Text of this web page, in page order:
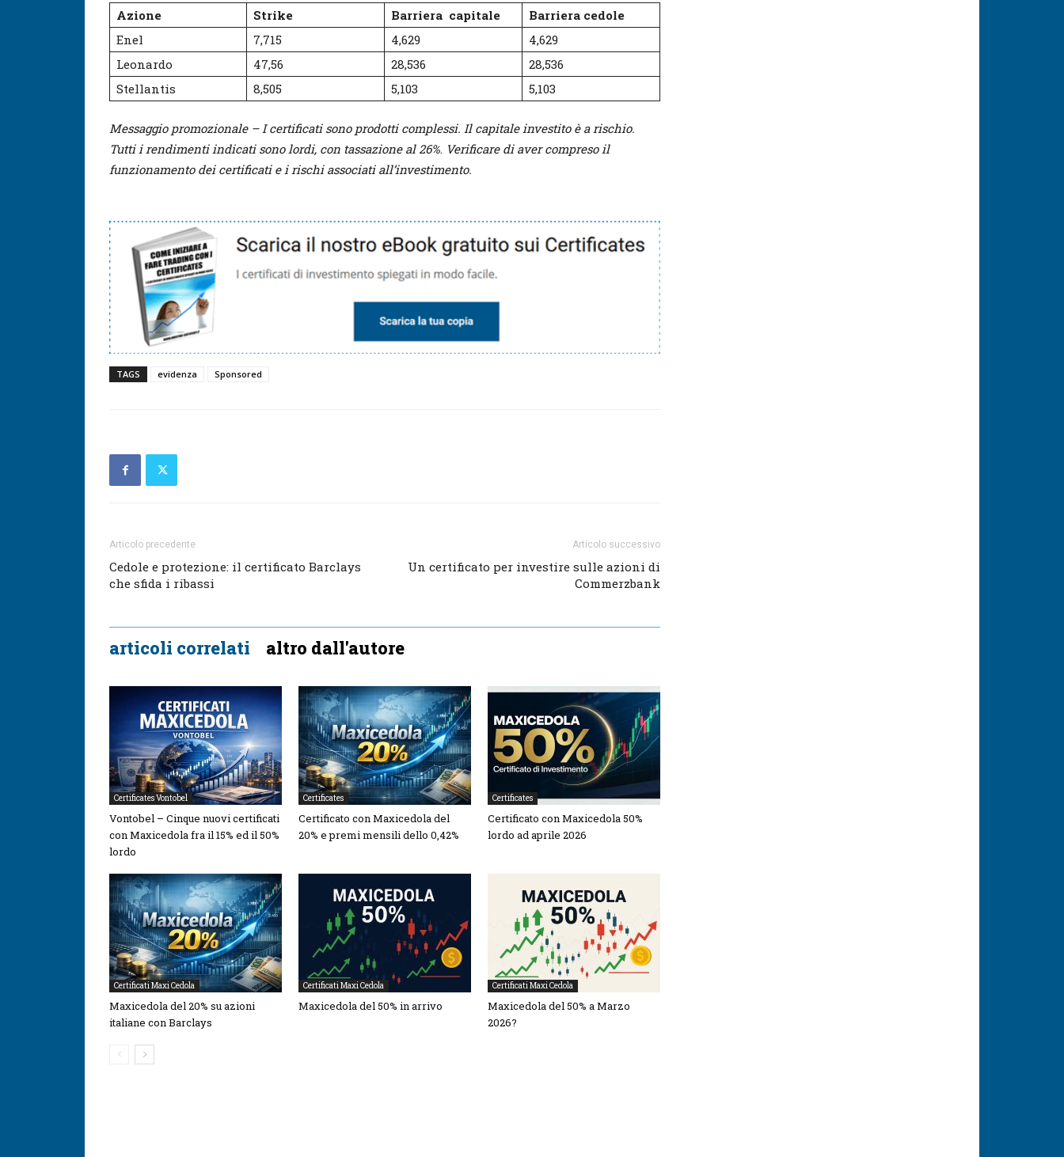
Azione Strike Barriera capitale
Barriera cedole
Enel
7,715 4,629
4,629
Leonardo
47,56 28,536
28,536
Stellantis
8,505 5,103 5,103
Messaggio promozionale – I certificati sono prodotti complessi. Il capitale investito è a rischio.
Tutti i rendimenti indicati sono lordi, con tassazione al 26%. Verificare di aver compreso il
funzionamento dei certificati e i rischi associati all’investimento.
TAGS evidenza Sponsored
Articolo precedente
Cedole e protezione: il certificato Barclays
che sfida i ribassi
Articolo successivo
Un certificato per investire sulle azioni di
Commerzbank
articoli correlati altro dall'autore
Certificates Vontobel
Vontobel – Cinque nuovi certificati
con Maxicedola fra il 15% ed il 50%
lordo
Certificates
Certificato con Maxicedola del
20% e premi mensili dello 0,42%
Certificates
Certificato con Maxicedola 50%
lordo ad aprile 2026
Certificati Maxi Cedola
Maxicedola del 20% su azioni
italiane con Barclays
Certificati Maxi Cedola
Maxicedola del 50% in arrivo
Certificati Maxi Cedola
Maxicedola del 50% a Marzo
2026?